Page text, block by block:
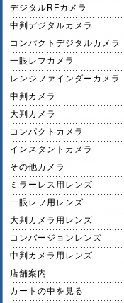
デジタルRFカメラ
中判デジタルカメラ
コンパクトデジタルカメラ
一眼レフカメラ
レンジファインダーカメラ
中判カメラ
大判カメラ
コンパクトカメラ
インスタントカメラ
その他カメラ
ミラーレス用レンズ
一眼レフ用レンズ
大判カメラ用レンズ
コンバージョンレンズ
中判カメラ用レンズ
店舗案内
カートの中を見る